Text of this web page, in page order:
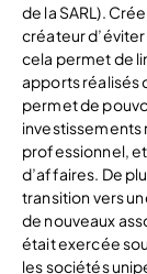
de la SARL).
créateur
cela permet de
apports réalisés
permet de
investissements
professionnel,
d’affaires. De
transition vers
de nouveaux
était exercée
les sociétés